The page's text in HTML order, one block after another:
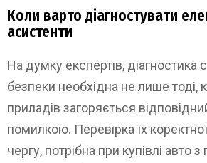
Коли варто діагностувати
асистенти
На думку експертів, діагностика
безпеки необхідна не лише тоді,
приладів загоряється
помилкою. Перевірка їх
чергу, потрібна при купівлі авто